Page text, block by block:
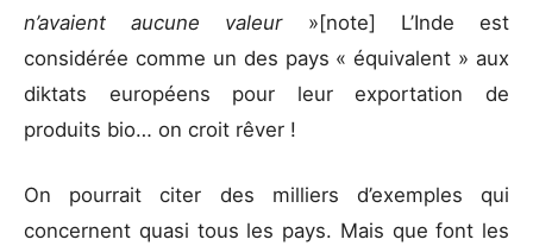
n’avaient aucune valeur »[note] L’Inde est
considérée comme un des pays « équivalent » aux
diktats européens pour leur exportation de
produits bio… on croit rêver !
On pourrait citer des milliers d’exemples qui
concernent quasi tous les pays. Mais que font les